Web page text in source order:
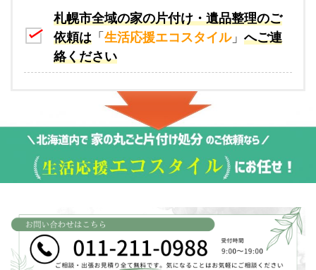
札幌市全域の家の片付け・遺品整理のご
依頼は 「 生活応援エコスタイル」 へご連
絡ください